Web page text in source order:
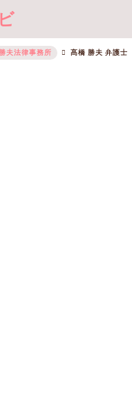
夫法律事務所 髙橋 勝夫 弁護士